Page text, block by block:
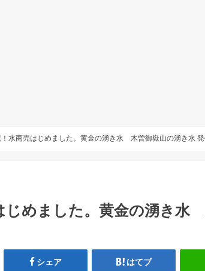
！水商売はじめました。黄金の湧き水 木曽御嶽山の湧き水 発
じめました。黄金の湧き水
シェア はてブ